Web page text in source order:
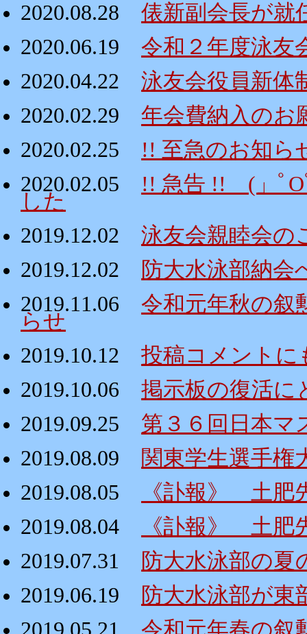
2020.08.28
俵新副会長が就
2020.06.19
令和２年度泳友
2020.04.22
泳友会役員新体
2020.02.29
年会費納入のお
2020.02.25
!! 至急のお知ら
2020.02.05
!! 急告 !! (」ﾟO
した
2019.12.02
泳友会親睦会
2019.12.02
防大水泳部納会
2019.11.06
令和元年秋の叙
らせ
2019.10.12
投稿コメントに
2019.10.06
掲示板の復活に
2019.09.25
第３６回日本マ
2019.08.09
関東学生選手権
2019.08.05
《訃報》 土肥
2019.08.04
《訃報》 土肥
2019.07.31
防大水泳部の夏
2019.06.19
防大水泳部が東